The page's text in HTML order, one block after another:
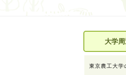
大学
東京農工大学